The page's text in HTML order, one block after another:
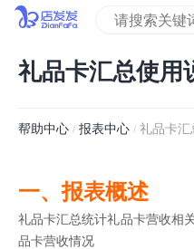
礼品卡汇总使用
帮助中心 / 报表中心 / 礼品卡汇
一、报表概述
礼品卡汇总统计礼品卡营收相
品卡营收情况